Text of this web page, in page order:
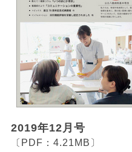
2019年12月号
〔PDF：4.21MB〕